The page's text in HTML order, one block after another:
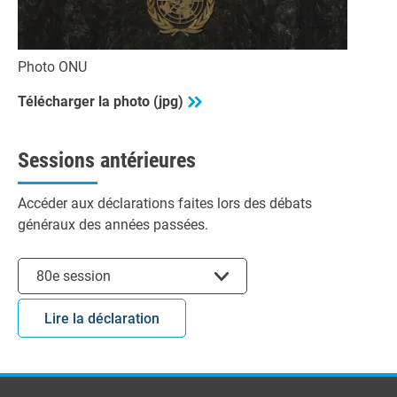
Photo ONU
Télécharger la photo (jpg)
Sessions antérieures
Accéder aux déclarations faites lors des débats
généraux des années passées.
80e session
Lire la déclaration